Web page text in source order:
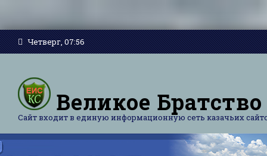
Четверг, 07:56
Великое
Сайт входит в единую информационную сеть казачьих